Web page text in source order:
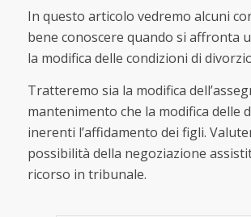
In questo articolo vedremo alcuni
bene conoscere quando si affronta
la modifica delle condizioni di
Tratteremo sia la modifica
mantenimento che la modifica delle
inerenti l’affidamento dei figli.
possibilità della negoziazione
ricorso in tribunale.